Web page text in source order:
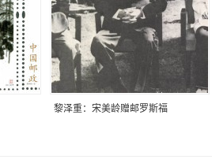
黎泽重：宋美龄赠邮罗斯福